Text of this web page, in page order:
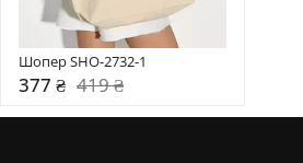
Шопер SHO-2732-1
377 ₴ 419 ₴